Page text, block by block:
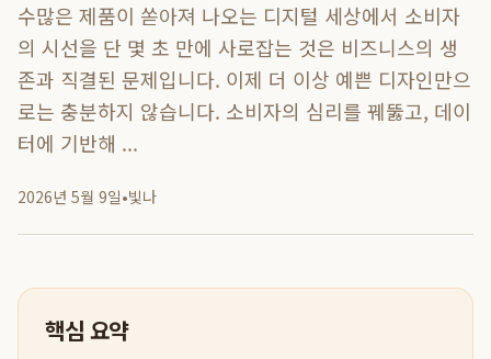
수많은 제품이 쏟아져 나오는 디지털 세상에서 소비자
의 시선을 단 몇 초 만에 사로잡는 것은 비즈니스의 생
존과 직결된 문제입니다. 이제 더 이상 예쁜 디자인만으
로는 충분하지 않습니다. 소비자의 심리를 꿰뚫고, 데이
터에 기반해 ...
2026년 5월 9일•빛나
핵심 요약